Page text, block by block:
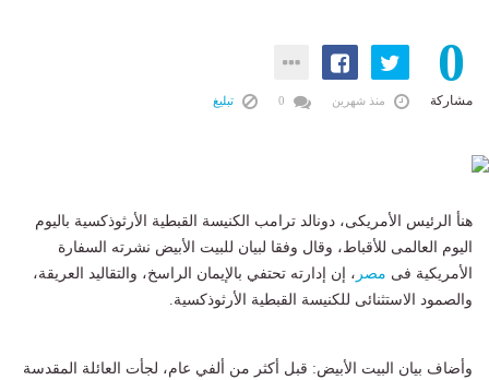
0
مشاركة منذ شهرين تبليغ
هنأ الرئيس الأمريكى، دونالد ترامب الكنيسة القبطية الأرثوذكسية باليوم
اليوم العالمى للأقباط، وقال وفقا لبيان للبيت الأبيض نشرته السفارة
الأمريكية فى مصر ، إن إدارته تحتفي بالإيمان الراسخ، والتقاليد العريقة،
والصمود الاستثنائى للكنيسة القبطية الأرثوذكسية.
وأضاف بيان البيت الأبيض: قبل أكثر من ألفي عام، لجأت العائلة المقدسة